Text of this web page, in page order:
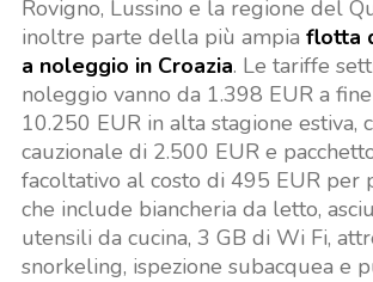
Rovigno, Lussino e la regione del
inoltre parte della più ampia flotta
a noleggio in Croazia. Le tariffe
noleggio vanno da 1.398 EUR a
10.250 EUR in alta stagione estiva,
cauzionale di 2.500 EUR e
facoltativo al costo di 495 EUR per
che include biancheria da letto,
utensili da cucina, 3 GB di Wi Fi,
snorkeling, ispezione subacquea e